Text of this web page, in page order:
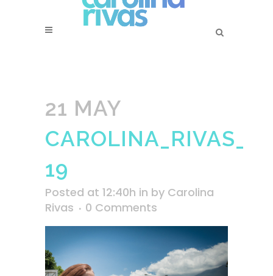
21 MAY
19
Posted at 12:40h in by Carolina
Rivas
0 Comments